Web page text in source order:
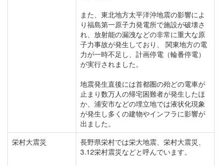
また、東北地方太平洋沖地震の影響によ
り福島第一原子力発電所で施設が破壊さ
れ、放射能の漏洩などの非常に重大な原
子力事故が発生しており、 関東地方の電
力が一時不足し、計画停電（輪番停電）
が実行されました。
地震発生直後には首都圏の殆どの電車が
止まり数万人の帰宅困難者が発生したほ
か、浦安市などの埋立地では液状化現象
が発生し多くの建物やインフラに影響が
出ました。
栄村大震災
長野県栄村では栄大地震、栄村大震災、
3.12栄村震災などと呼んでいます。